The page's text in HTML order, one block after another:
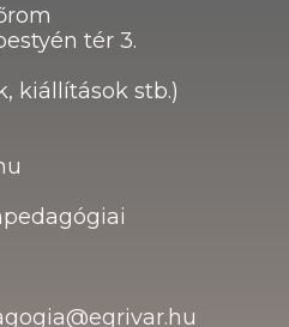
tér 3.
kiállítások stb.)